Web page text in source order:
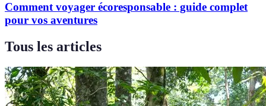
Comment voyager écoresponsable : guide complet
pour vos aventures
Tous les articles